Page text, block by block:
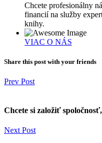
Chcete profesionálny
financií na služby
knihy.
VIAC O NÁS
Share this post with your friends
Prev Post
Chcete si založiť
Next Post